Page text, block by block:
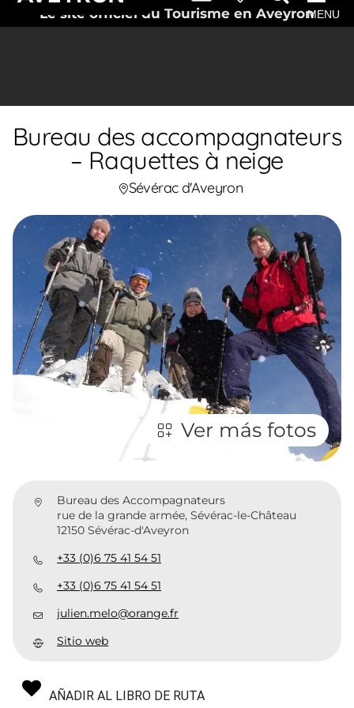
Le site officiel du Tourisme en AveyronMENU
Bureau des accompagnateurs
– Raquettes à neige
Sévérac d'Aveyron
Ver más fotos
Bureau des Accompagnateurs
rue de la grande armée, Sévérac-le-Château
12150 Sévérac-d'Aveyron
+33 (0)6 75 41 54 51
+33 (0)6 75 41 54 51
julien.melo@orange.fr
Sitio web
AÑADIR AL LIBRO DE RUTA